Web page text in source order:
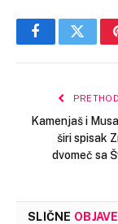
FacebookTwitter
Kamenjaš i
širi spisak
dvomeč sa
SLIČNE OBJAVE